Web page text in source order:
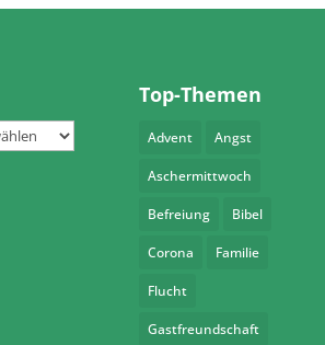
Top-Themen
Advent Angst
Aschermittwoch
Befreiung Bibel
Corona Familie
Flucht
Gastfreundschaft